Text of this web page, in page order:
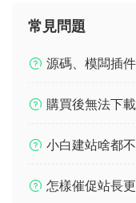
常見問題
源碼、模闆插
購買後無法下
小白建站啥都
怎樣催促站長